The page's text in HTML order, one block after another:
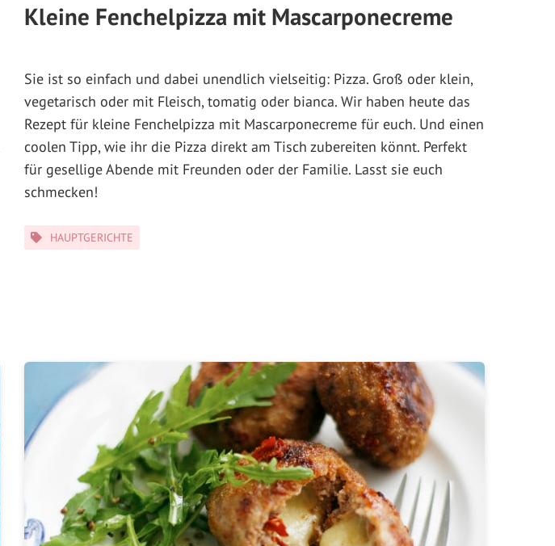
Kleine Fenchelpizza mit Mascarponecreme
Sie ist so einfach und dabei unendlich vielseitig: Pizza. Groß oder klein,
vegetarisch oder mit Fleisch, tomatig oder bianca. Wir haben heute das
Rezept für kleine Fenchelpizza mit Mascarponecreme für euch. Und einen
coolen Tipp, wie ihr die Pizza direkt am Tisch zubereiten könnt. Perfekt
für gesellige Abende mit Freunden oder der Familie. Lasst sie euch
schmecken!
Kategorien
HAUPTGERICHTE